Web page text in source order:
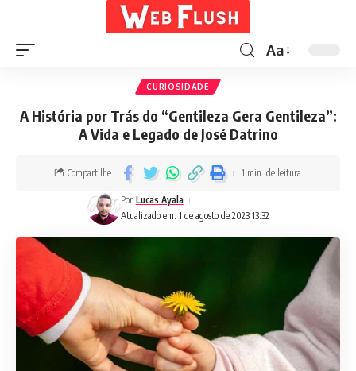
Aa
CURIOSIDADE
A História por Trás do “Gentileza Gera Gentileza”:
A Vida e Legado de José Datrino
Atualizado em: 1 de agosto de 2023 13:32
Por Lucas Ayala
Compartilhe 1 min. de leitura